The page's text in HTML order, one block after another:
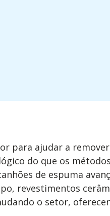
para ajudar a
do que os
de espuma
revestimentos
o setor,